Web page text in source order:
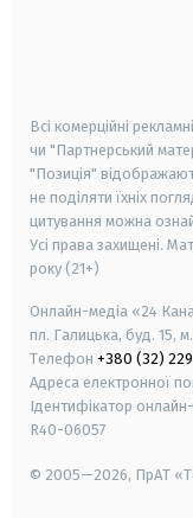
Всі комерційні
чи "Партнерський
"Позиція"
не поділяти їхніх
цитування можна
Усі права захищені.
року (21+)
Онлайн-медіа «24
пл. Галицька, буд. 15,
Телефон +380 (32)
Адреса електронної
Ідентифікатор
R40-06057
© 2005—2026, ПрАТ